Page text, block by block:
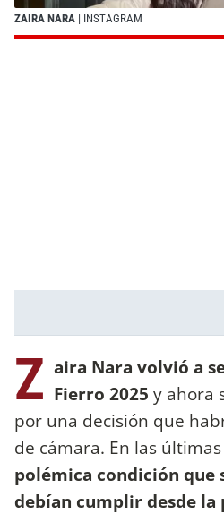
ZAIRA NARA | INSTAGRAM
Z aira Nara volvió a
Fierro 2025 y ahora
por una decisión que
de cámara. En las
polémica condición que
debían cumplir desde la